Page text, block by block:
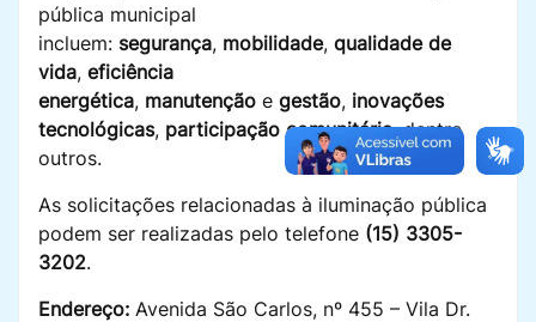
pública municipal
incluem: segurança, mobilidade, qualidade de
vida, eficiência
energética, manutenção e gestão, inovações
tecnológicas, participação comunitária, dentre
outros.
As solicitações relacionadas à iluminação pública
podem ser realizadas pelo telefone (15) 3305-
3202.
Endereço: Avenida São Carlos, nº 455 – Vila Dr.